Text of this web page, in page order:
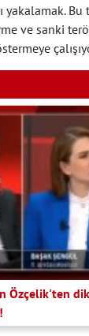
yakalamak. Bu
ve sanki
Özçelik'ten